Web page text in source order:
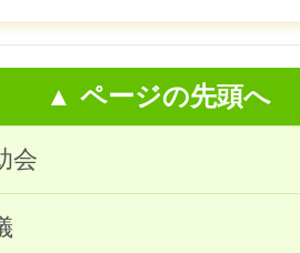
▲ ページの先頭へ
会